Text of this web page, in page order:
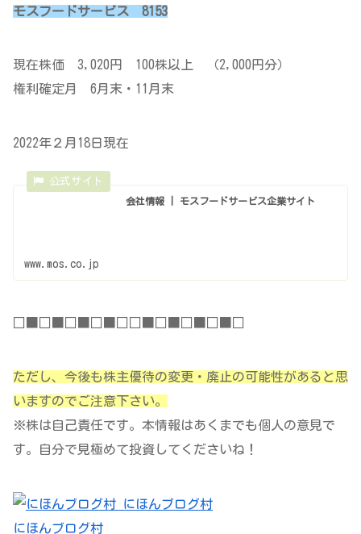
モスフードサービス 8153
現在株価 3,020円 100株以上 （2,000円分）
権利確定月 6月末・11月末
2022年２月18日現在
会社情報 | モスフードサービス企業サイト
www.mos.co.jp
ただし、今後も株主優待の変更・廃止の可能性があると思
いますのでご注意下さい。
※株は自己責任です。本情報はあくまでも個人の意見で
す。自分で見極めて投資してくださいね！
にほんブログ村